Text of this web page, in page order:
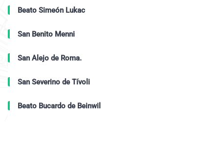
Beato Simeón Lukac
San Benito Menni
San Alejo de Roma.
San Severino de Tívoli
Beato Bucardo de Beinwil